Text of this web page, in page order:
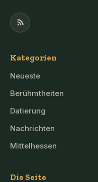
Kategorien
Neueste
Berühmtheiten
Datierung
Nachrichten
Mittelhessen
Die Seite